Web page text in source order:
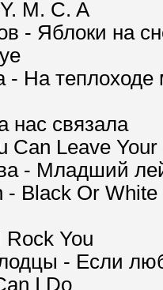
M. C. A
- Яблоки на
- На теплоходе
нас связала
Can Leave
- Младший
- Black Or White
Rock You
- Если
I Do